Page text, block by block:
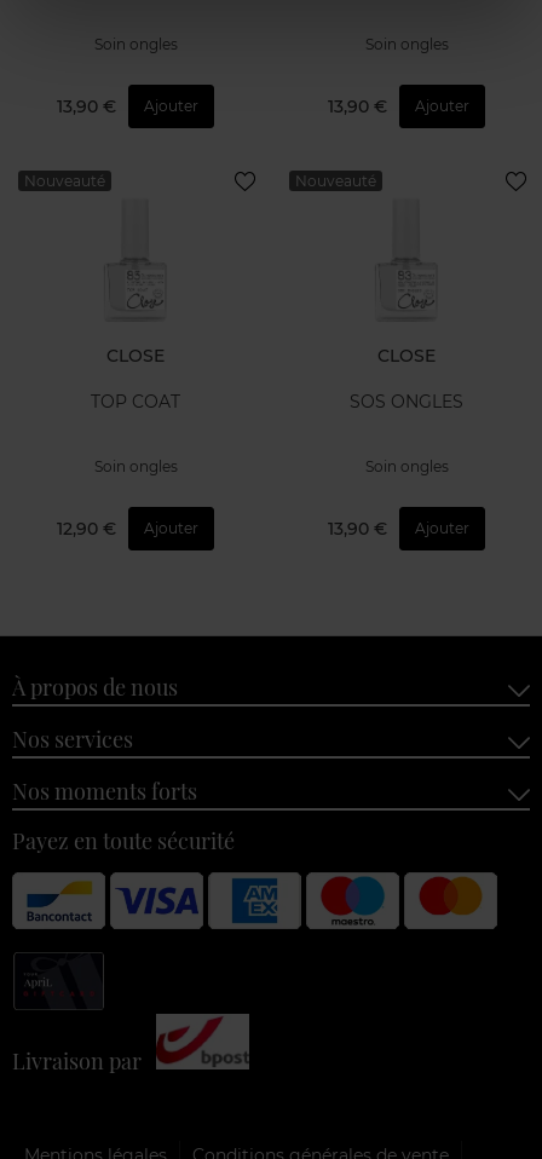
Soin ongles
13,90 € Ajouter
Soin ongles
13,90 € Ajouter
Nouveauté
CLOSE
TOP COAT
Soin ongles
12,90 € Ajouter
Nouveauté
CLOSE
SOS ONGLES
Soin ongles
13,90 € Ajouter
À propos de nous
Nos services
Nos moments forts
Payez en toute sécurité
Livraison par